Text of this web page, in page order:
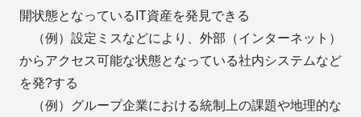
開状態となっているIT資産を発見できる
（例）設定ミスなどにより、外部（インターネット）
からアクセス可能な状態となっている社内システムなど
を発?する
（例）グループ企業における統制上の課題や地理的な